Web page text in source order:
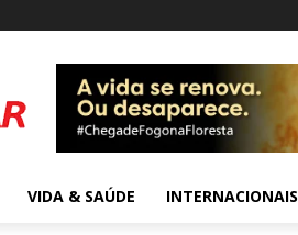
VIDA & SAÚDE INTERNACIONAIS